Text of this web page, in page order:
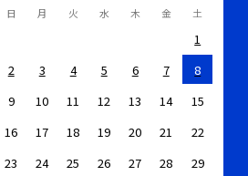
日 月 火 水 木 金 土
1
2
3 4 5 6 7
8
9
10 11 12 13 14
15
16
17 18 19 20 21
22
23
24 25 26 27 28
29